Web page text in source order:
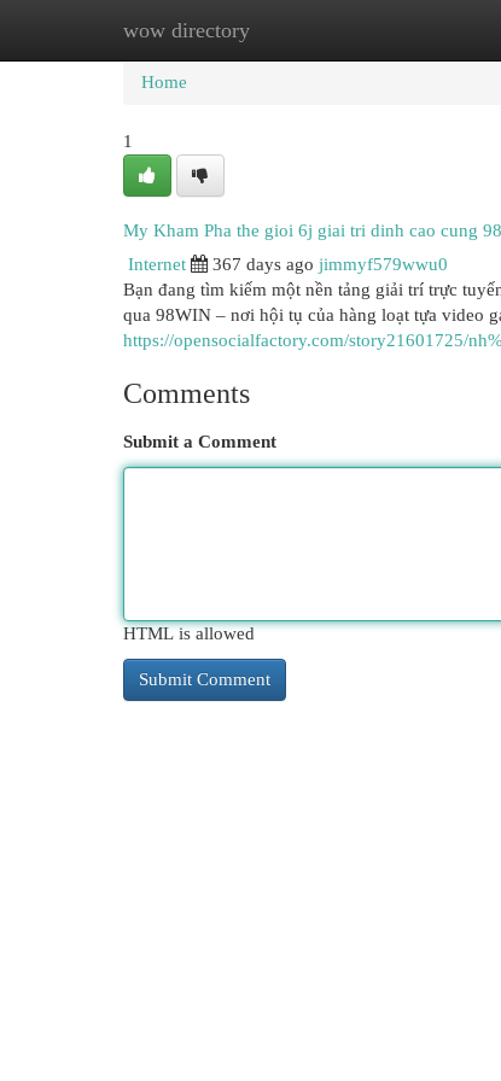
wow directory
Home New Site Listings
Home
1
My Kham Pha the gioi 6j giai tri dinh cao cung
Internet
367 days ago jimmyf579wwu0
Bạn đang tìm kiếm một nền tảng giải trí trực
qua 98WIN – nơi hội tụ của hàng loạt tựa video
https://opensocialfactory.com/story21601725/
Comments
Submit a Comment
HTML is allowed